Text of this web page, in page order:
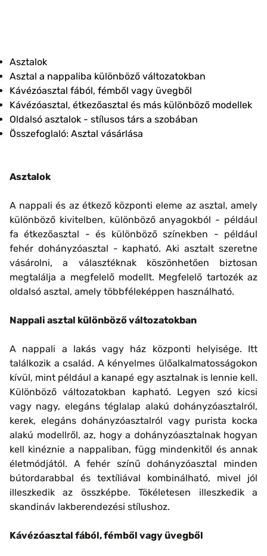
Asztalok
Asztal a nappaliba különböző változatokban
Kávézóasztal fából, fémből vagy üvegből
Kávézóasztal, étkezőasztal és más különböző modellek
Oldalsó asztalok - stílusos társ a szobában
Összefoglaló: Asztal vásárlása
Asztalok
A nappali és az étkező központi eleme az asztal, amely
különböző kivitelben, különböző anyagokból - például
fa étkezőasztal - és különböző színekben - például
fehér dohányzóasztal - kapható. Aki asztalt szeretne
vásárolni, a választéknak köszönhetően biztosan
megtalálja a megfelelő modellt. Megfelelő tartozék az
oldalsó asztal, amely többféleképpen használható.
Nappali asztal különböző változatokban
A nappali a lakás vagy ház központi helyisége. Itt
találkozik a család. A kényelmes ülőalkalmatosságokon
kívül, mint például a kanapé egy asztalnak is lennie kell.
Különböző változatokban kapható. Legyen szó kicsi
vagy nagy, elegáns téglalap alakú dohányzóasztalról,
kerek, elegáns dohányzóasztalról vagy purista kocka
alakú modellről, az, hogy a dohányzóasztalnak hogyan
kell kinéznie a nappaliban, függ mindenkitől és annak
életmódjától. A fehér színű dohányzóasztal minden
bútordarabbal és textíliával kombinálható, mivel jól
illeszkedik az összképbe. Tökéletesen illeszkedik a
skandináv lakberendezési stílushoz.
Kávézóasztal fából, fémből vagy üvegből